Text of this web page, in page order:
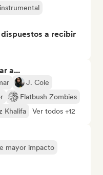
a recibir
a...
J. Cole
Flatbush Zombies
Khalifa Ver todos +12
mayor impacto